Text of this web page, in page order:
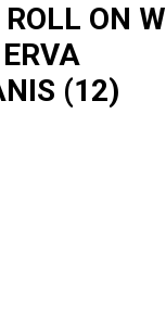
ROLL ON W
(12)